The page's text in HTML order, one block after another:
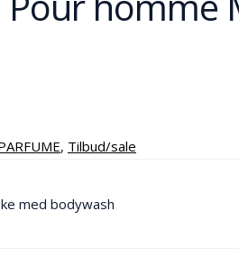
, Tilbud/sale
med bodywash